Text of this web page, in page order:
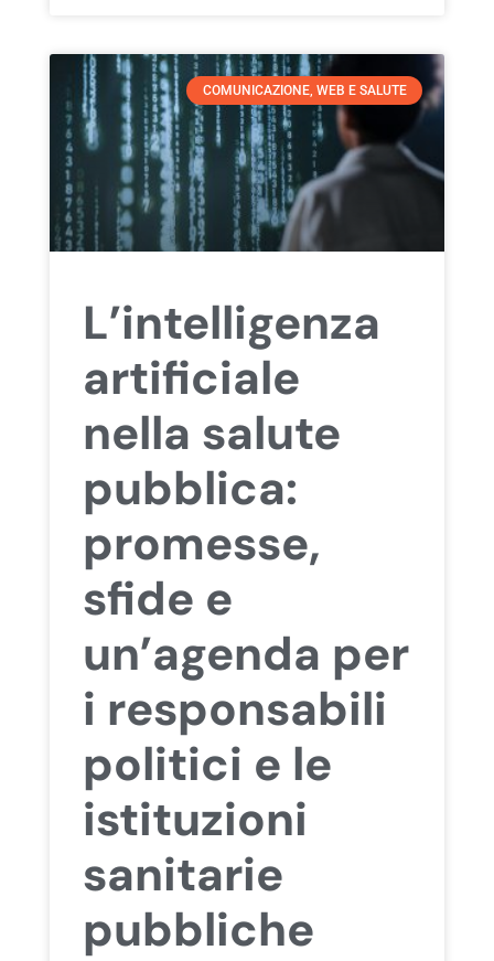
COMUNICAZIONE, WEB E SALUTE
L’intelligenza
artificiale
nella salute
pubblica:
promesse,
sfide e
un’agenda per
i responsabili
politici e le
istituzioni
sanitarie
pubbliche